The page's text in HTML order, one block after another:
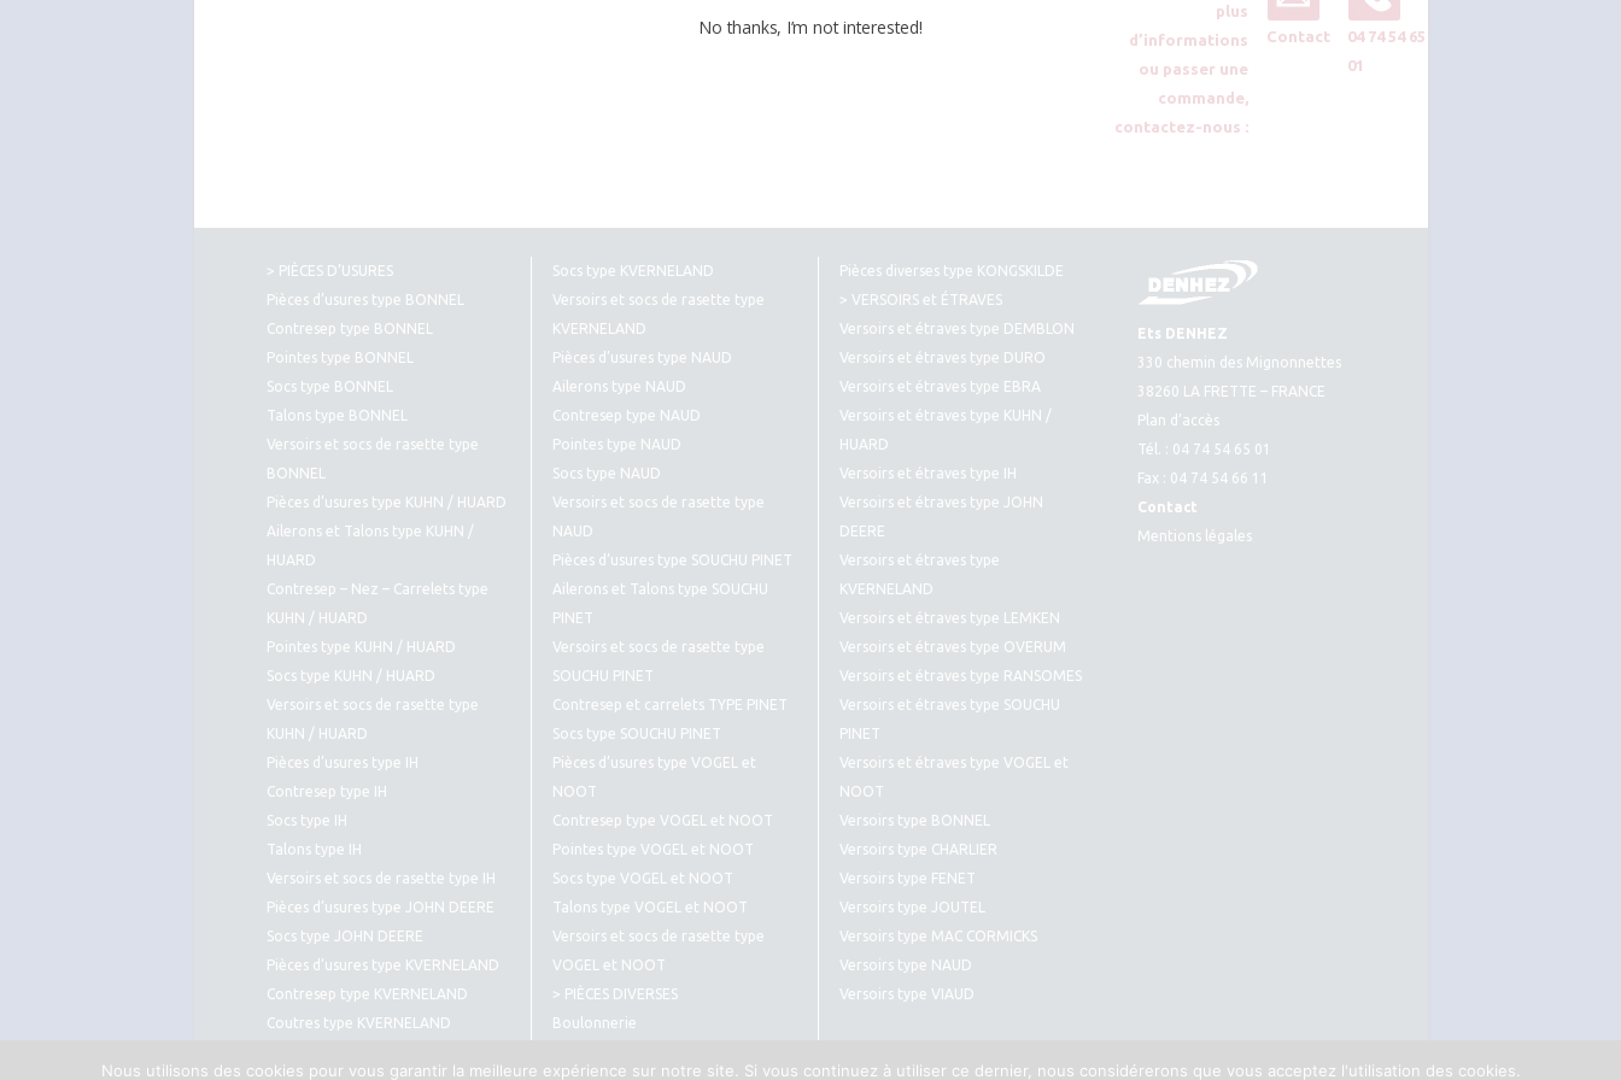
plus
d’informations
ou passer une
commande,
contactez-nous :
Contact
04 74 54 65
01
> PIÈCES D’USURES
Pièces d’usures type BONNEL
Contresep type BONNEL
Pointes type BONNEL
Socs type BONNEL
Talons type BONNEL
Versoirs et socs de rasette type
BONNEL
Pièces d’usures type KUHN / HUARD
Ailerons et Talons type KUHN /
HUARD
Contresep – Nez – Carrelets type
KUHN / HUARD
Pointes type KUHN / HUARD
Socs type KUHN / HUARD
Versoirs et socs de rasette type
KUHN / HUARD
Pièces d’usures type IH
Contresep type IH
Socs type IH
Talons type IH
Versoirs et socs de rasette type IH
Pièces d’usures type JOHN DEERE
Socs type JOHN DEERE
Pièces d’usures type KVERNELAND
Contresep type KVERNELAND
Coutres type KVERNELAND
Socs type KVERNELAND
Versoirs et socs de rasette type
KVERNELAND
Pièces d’usures type NAUD
Ailerons type NAUD
Contresep type NAUD
Pointes type NAUD
Socs type NAUD
Versoirs et socs de rasette type
NAUD
Pièces d’usures type SOUCHU PINET
Ailerons et Talons type SOUCHU
PINET
Versoirs et socs de rasette type
SOUCHU PINET
Contresep et carrelets TYPE PINET
Socs type SOUCHU PINET
Pièces d’usures type VOGEL et
NOOT
Contresep type VOGEL et NOOT
Pointes type VOGEL et NOOT
Socs type VOGEL et NOOT
Talons type VOGEL et NOOT
Versoirs et socs de rasette type
VOGEL et NOOT
> PIÈCES DIVERSES
Boulonnerie
Pièces diverses type KONGSKILDE
> VERSOIRS et ÉTRAVES
Versoirs et étraves type DEMBLON
Versoirs et étraves type DURO
Versoirs et étraves type EBRA
Versoirs et étraves type KUHN /
HUARD
Versoirs et étraves type IH
Versoirs et étraves type JOHN
DEERE
Versoirs et étraves type
KVERNELAND
Versoirs et étraves type LEMKEN
Versoirs et étraves type OVERUM
Versoirs et étraves type RANSOMES
Versoirs et étraves type SOUCHU
PINET
Versoirs et étraves type VOGEL et
NOOT
Versoirs type BONNEL
Versoirs type CHARLIER
Versoirs type FENET
Versoirs type JOUTEL
Versoirs type MAC CORMICKS
Versoirs type NAUD
Versoirs type VIAUD
Ets DENHEZ
330 chemin des Mignonnettes
38260 LA FRETTE – FRANCE
Plan d’accès
Tél. : 04 74 54 65 01
Fax : 04 74 54 66 11
Contact
Mentions légales
No thanks, I’m not interested!
Nous utilisons des cookies pour vous garantir la meilleure expérience sur notre site. Si vous continuez à utiliser ce dernier, nous considérerons que vous acceptez l'utilisation des cookies.